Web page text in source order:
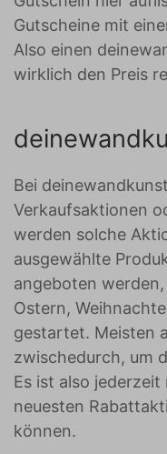
Gutscheine mit
Also einen
wirklich den Preis
Bei
Verkaufsaktionen
werden solche
ausgewählte
angeboten
Ostern,
gestartet. Meisten
zwischedurch, um
Es ist also
neuesten
können.